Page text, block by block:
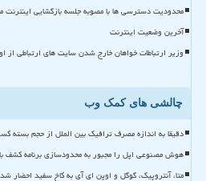
محدودیت دسترسی ها با مصوبه جلسه بازگشایی اینترنت
آخرین وضعیت اینترنت
وزیر ارتباطات خواهان خارج شدن سایت های ارتباطی
چالشی های کمک وب
دقیقا به اندازه مصرف ترافیک بین الملل از حجم بسته
هوش مصنوعی اپل را مجبور به محدودسازی برنامه کشف
متا، آنتروپیک، گوگل و اوپن ای آی به کاخ سفید احضار